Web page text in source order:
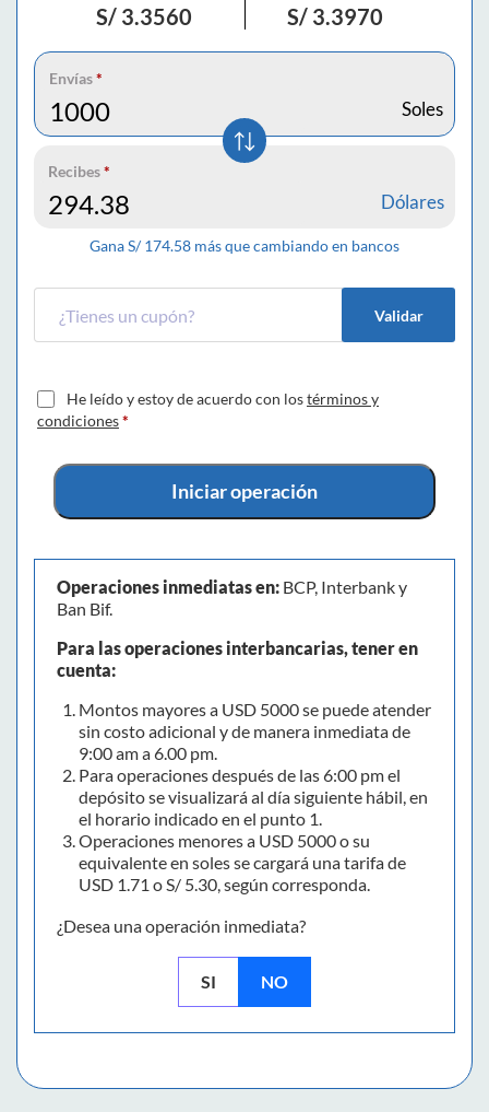
S/ 3.3560 S/ 3.3970
Envías*
Soles
Recibes*
Dólares
Gana S/174.58 más que cambiando en bancos
Validar
He leído y estoy de acuerdo con lostérminos y
condiciones*
Iniciar operación
Operaciones inmediatas en: BCP, Interbank y
Ban Bif.
Para las operaciones interbancarias, tener en
cuenta:
Montos mayores a USD 5000 se puede atender
sin costo adicional y de manera inmediata de
9:00 am a 6.00 pm.
Para operaciones después de las 6:00 pm el
depósito se visualizará al día siguiente hábil, en
el horario indicado en el punto 1.
Operaciones menores a USD 5000 o su
equivalente en soles se cargará una tarifa de
USD 1.71 o S/ 5.30, según corresponda.
¿Desea una operación inmediata?
SI NO